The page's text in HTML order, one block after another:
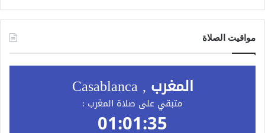
مواقيت الصلاة